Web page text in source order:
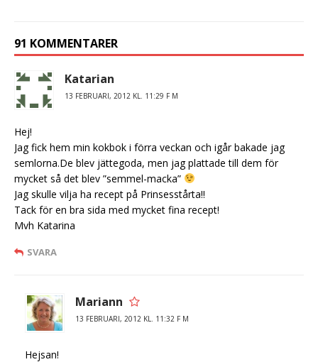
91 KOMMENTARER
Katarian
13 FEBRUARI, 2012 KL. 11:29 F M
Hej!
Jag fick hem min kokbok i förra veckan och igår bakade jag
semlorna.De blev jättegoda, men jag plattade till dem för
mycket så det blev ”semmel-macka”
Jag skulle vilja ha recept på Prinsesstårta!!
Tack för en bra sida med mycket fina recept!
Mvh Katarina
SVARA
Mariann
13 FEBRUARI, 2012 KL. 11:32 F M
Hejsan!